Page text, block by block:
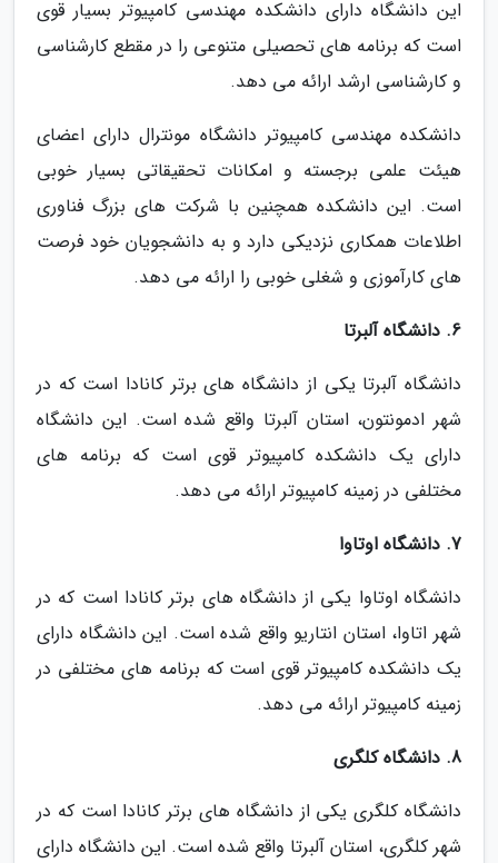
این دانشگاه دارای دانشکده مهندسی کامپیوتر بسیار قوی
است که برنامه های تحصیلی متنوعی را در مقطع کارشناسی
و کارشناسی ارشد ارائه می دهد.
دانشکده مهندسی کامپیوتر دانشگاه مونترال دارای اعضای
هیئت علمی برجسته و امکانات تحقیقاتی بسیار خوبی
است. این دانشکده همچنین با شرکت های بزرگ فناوری
اطلاعات همکاری نزدیکی دارد و به دانشجویان خود فرصت
های کارآموزی و شغلی خوبی را ارائه می دهد.
6. دانشگاه آلبرتا
دانشگاه آلبرتا یکی از دانشگاه های برتر کانادا است که در
شهر ادمونتون، استان آلبرتا واقع شده است. این دانشگاه
دارای یک دانشکده کامپیوتر قوی است که برنامه های
مختلفی در زمینه کامپیوتر ارائه می دهد.
7. دانشگاه اوتاوا
دانشگاه اوتاوا یکی از دانشگاه های برتر کانادا است که در
شهر اتاوا، استان انتاریو واقع شده است. این دانشگاه دارای
یک دانشکده کامپیوتر قوی است که برنامه های مختلفی در
زمینه کامپیوتر ارائه می دهد.
8. دانشگاه کلگری
دانشگاه کلگری یکی از دانشگاه های برتر کانادا است که در
شهر کلگری، استان آلبرتا واقع شده است. این دانشگاه دارای